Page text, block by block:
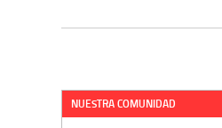
NUESTRA COMUNIDAD